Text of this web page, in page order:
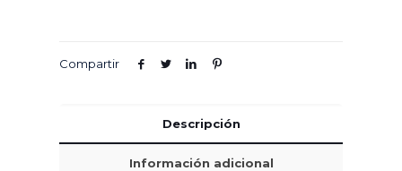
Compartir
Descripción
Información adicional